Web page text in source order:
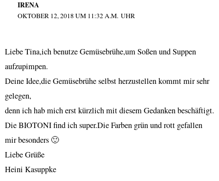
IRENA
OKTOBER 12, 2018 UM 11:32 A.M. UHR
Liebe Tina,ich benutze Gemüsebrühe,um Soßen und Suppen
aufzupimpen.
Deine Idee,die Gemüsebrühe selbst herzustellen kommt mir sehr
gelegen,
denn ich hab mich erst kürzlich mit diesem Gedanken beschäftigt.
Die BIOTONI find ich super.Die Farben grün und rott gefallen
mir besonders 🙂
Liebe Grüße
Heini Kasuppke